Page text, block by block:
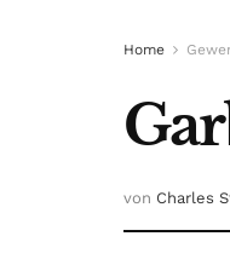
Home
von Charles